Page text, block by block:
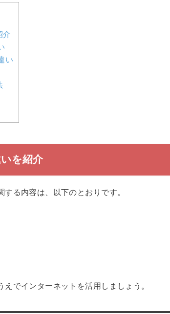
介
い
を紹介
る内容は、以下のとおりです。
でインターネットを活用しましょう。